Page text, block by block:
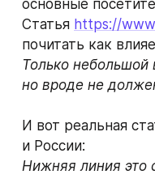
основные
Статья https://
почитать как
Только небольшой
но вроде не
И вот реальная
и России:
Нижняя линия это